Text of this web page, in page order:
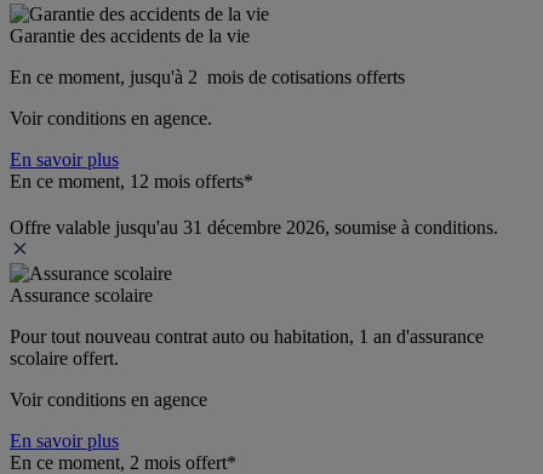
Garantie des accidents de la vie
En ce moment, jusqu'à 2  mois de cotisations offerts
Voir conditions en agence.
En savoir plus
En ce moment, 12 mois offerts*
Offre valable jusqu'au 31 décembre 2026, soumise à conditions.
Assurance scolaire
Pour tout nouveau contrat auto ou habitation, 1 an d'assurance
scolaire offert.
Voir conditions en agence
En savoir plus
En ce moment, 2 mois offert*